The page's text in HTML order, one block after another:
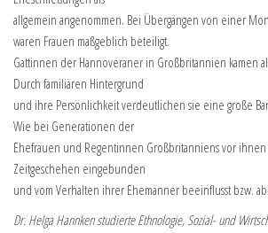
allgemein angenommen. Bei Übergängen von einer
waren Frauen maßgeblich beteiligt.
Gattinnen der Hannoveraner in Großbritannien kamen
Durch familiären Hintergrund
und ihre Persönlichkeit verdeutlichen sie eine große
Wie bei Generationen der
Ehefrauen und Regentinnen Großbritanniens vor
Zeitgeschehen eingebunden
und vom Verhalten ihrer Ehemänner beeinflusst bzw.
Dr. Helga Hannken studierte Ethnologie, Sozial- und